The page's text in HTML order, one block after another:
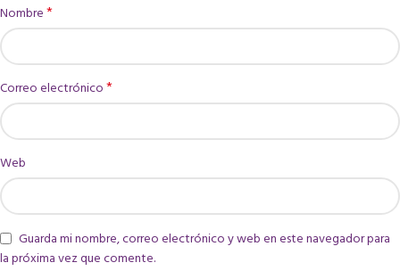
Nombre*
Correo electrónico*
Web
Guarda mi nombre, correo electrónico y web en este navegador para
la próxima vez que comente.